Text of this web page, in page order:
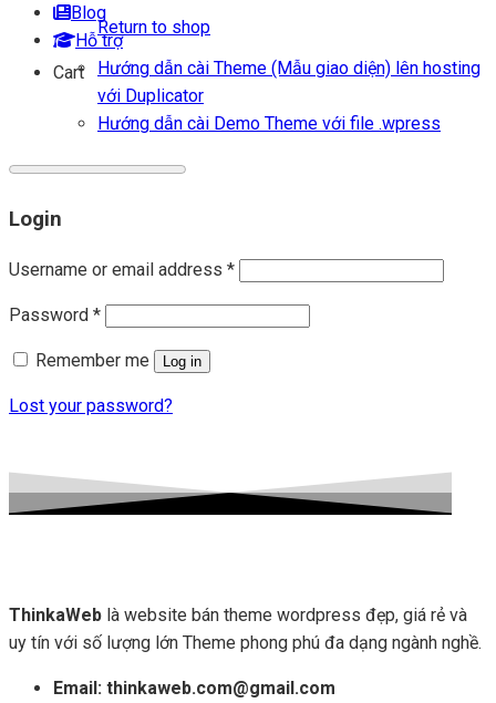
Return to shop
Cart
Blog
Hỗ trợ
Hướng dẫn cài Theme (Mẫu giao diện) lên hosting
với Duplicator
Hướng dẫn cài Demo Theme với file .wpress
Login
Username or email address *
Password *
Remember me Log in
Lost your password?
ThinkaWeb là website bán theme wordpress đẹp, giá rẻ và
uy tín với số lượng lớn Theme phong phú đa dạng ngành nghề.
Email: thinkaweb.com@gmail.com